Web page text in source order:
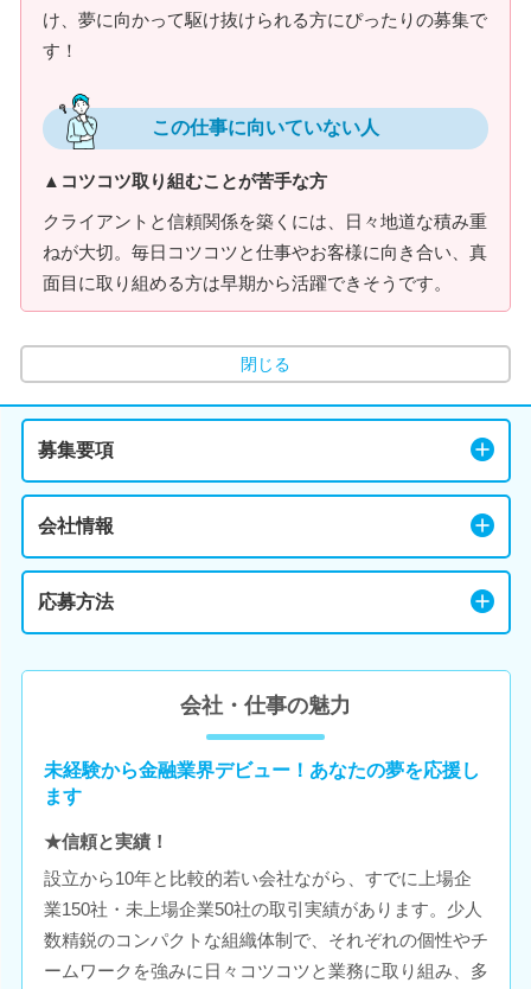
け、夢に向かって駆け抜けられる方にぴったりの募集で
す！
この仕事に向いていない人
▲コツコツ取り組むことが苦手な方
クライアントと信頼関係を築くには、日々地道な積み重
ねが大切。毎日コツコツと仕事やお客様に向き合い、真
面目に取り組める方は早期から活躍できそうです。
閉じる
募集要項
会社情報
応募方法
会社・仕事の魅力
未経験から金融業界デビュー！あなたの夢を応援し
ます
★信頼と実績！
設立から10年と比較的若い会社ながら、すでに上場企
業150社・未上場企業50社の取引実績があります。少人
数精鋭のコンパクトな組織体制で、それぞれの個性やチ
ームワークを強みに日々コツコツと業務に取り組み、多